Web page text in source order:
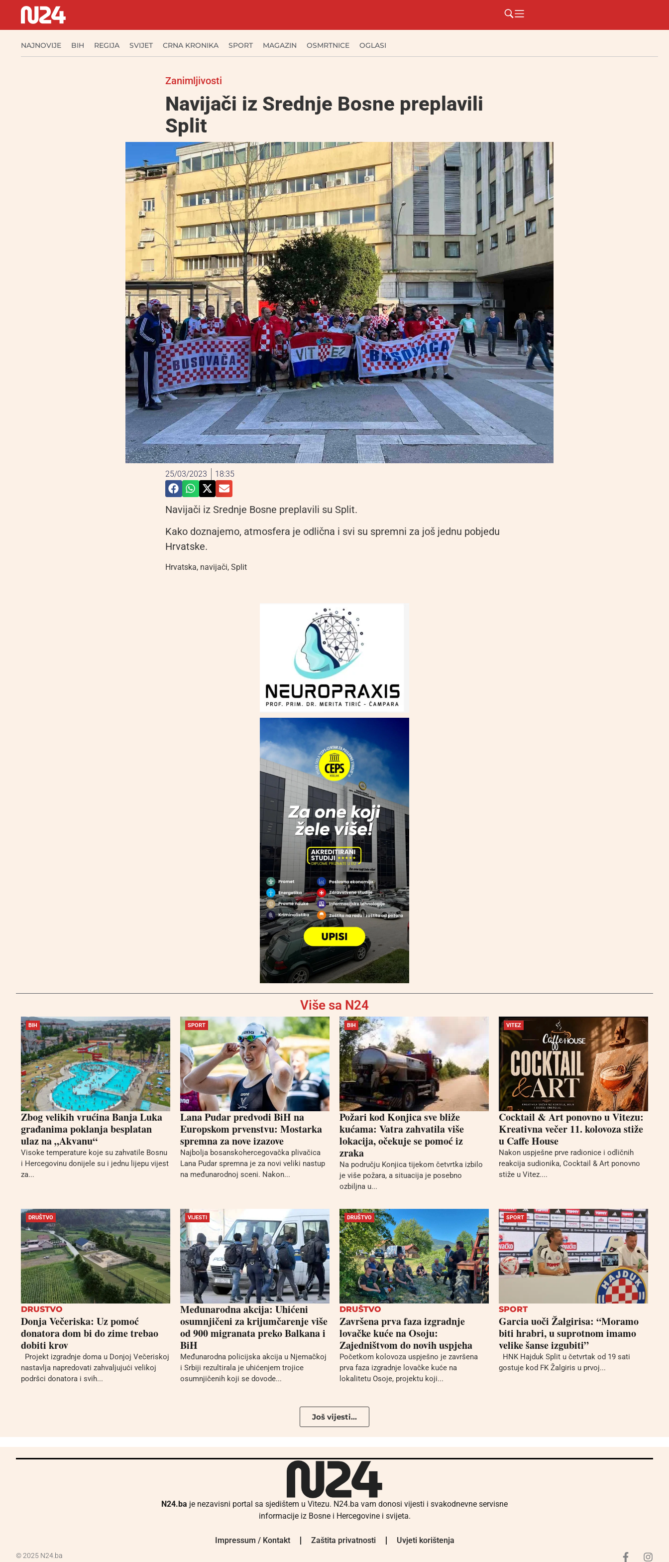
NAJNOVIJE BIH REGIJA SVIJET CRNA KRONIKA SPORT MAGAZIN OSMRTNICE OGLASI
Zanimljivosti
Navijači iz Srednje Bosne preplavili
Split
25/03/2023 18:35
Navijači iz Srednje Bosne preplavili su Split.
Kako doznajemo, atmosfera je odlična i svi su spremni za još jednu pobjedu
Hrvatske.
Hrvatska, navijači, Split
Više sa N24
BIH
Zbog velikih vrućina Banja Luka
građanima poklanja besplatan
ulaz na „Akvanu“
Visoke temperature koje su zahvatile Bosnu
i Hercegovinu donijele su i jednu lijepu vijest
za...
SPORT
Lana Pudar predvodi BiH na
Europskom prvenstvu: Mostarka
spremna za nove izazove
Najbolja bosanskohercegovačka plivačica
Lana Pudar spremna je za novi veliki nastup
na međunarodnoj sceni. Nakon...
BIH
Požari kod Konjica sve bliže
kućama: Vatra zahvatila više
lokacija, očekuje se pomoć iz
zraka
Na području Konjica tijekom četvrtka izbilo
je više požara, a situacija je posebno
ozbiljna u...
VITEZ
Cocktail & Art ponovno u Vitezu:
Kreativna večer 11. kolovoza stiže
u Caffe House
Nakon uspješne prve radionice i odličnih
reakcija sudionika, Cocktail & Art ponovno
stiže u Vitez....
DRUŠTVO
DRUSTVO
Donja Večeriska: Uz pomoć
donatora dom bi do zime trebao
dobiti krov
Projekt izgradnje doma u Donjoj Večeriskoj
nastavlja napredovati zahvaljujući velikoj
podršci donatora i svih...
VIJESTI
Međunarodna akcija: Uhićeni
osumnjičeni za krijumčarenje više
od 900 migranata preko Balkana i
BiH
Međunarodna policijska akcija u Njemačkoj
i Srbiji rezultirala je uhićenjem trojice
osumnjičenih koji se dovode...
DRUŠTVO
DRUŠTVO
Završena prva faza izgradnje
lovačke kuće na Osoju:
Zajedništvom do novih uspjeha
Početkom kolovoza uspješno je završena
prva faza izgradnje lovačke kuće na
lokalitetu Osoje, projektu koji...
SPORT
SPORT
Garcia uoči Žalgirisa: “Moramo
biti hrabri, u suprotnom imamo
velike šanse izgubiti”
HNK Hajduk Split u četvrtak od 19 sati
gostuje kod FK Žalgiris u prvoj...
Još vijesti...
N24.ba je nezavisni portal sa sjedištem u Vitezu. N24.ba vam donosi vijesti i svakodnevne servisne
informacije iz Bosne i Hercegovine i svijeta.
Impressum / Kontakt Zaštita privatnosti Uvjeti korištenja
© 2025 N24.ba